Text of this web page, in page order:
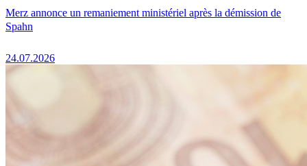
Merz annonce un remaniement ministériel après la démission de
Spahn
24.07.2026